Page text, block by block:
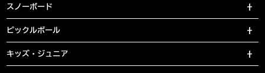
スノーボード
ピックルボール
キッズ・ジュニア